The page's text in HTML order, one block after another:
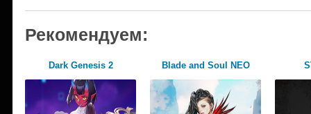
Рекомендуем:
Dark Genesis 2 Blade and Soul NEO